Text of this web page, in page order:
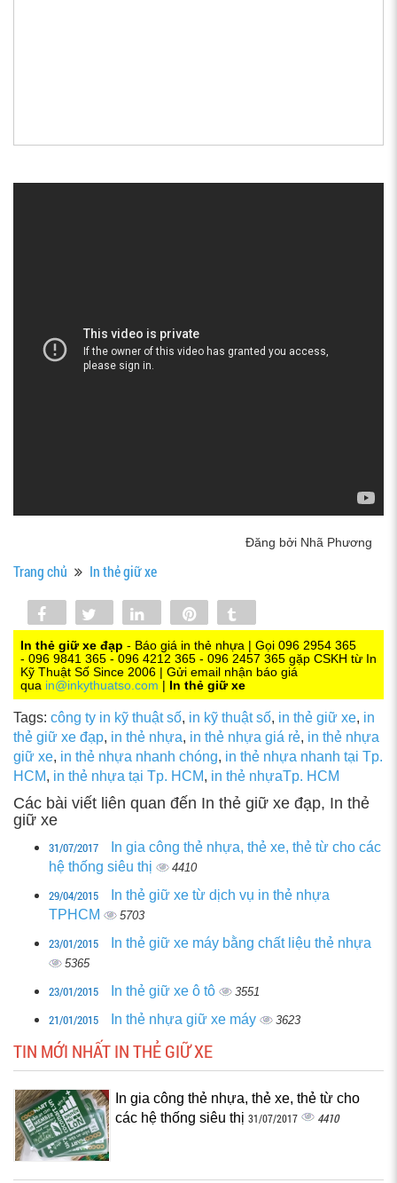
Đăng bởi Nhã Phương
Trang chủ In thẻ giữ xe
Share Tweet Share
0
In thẻ giữ xe đạp - Báo giá in thẻ nhựa | Gọi 096 2954 365
- 096 9841 365 - 096 4212 365 - 096 2457 365 gặp CSKH từ In
Kỹ Thuật Số Since 2006 | Gửi email nhận báo giá
qua in@inkythuatso.com | In thẻ giữ xe
Tags: công ty in kỹ thuật số, in kỹ thuật số, in thẻ giữ xe, in
thẻ giữ xe đạp, in thẻ nhựa, in thẻ nhựa giá rẻ, in thẻ nhựa
giữ xe, in thẻ nhựa nhanh chóng, in thẻ nhựa nhanh tại Tp.
HCM, in thẻ nhựa tại Tp. HCM, in thẻ nhựaTp. HCM
Các bài viết liên quan đến In thẻ giữ xe đạp, In thẻ
giữ xe
31/07/2017
In gia công thẻ nhựa, thẻ xe, thẻ từ cho các
hệ thống siêu thị
4410
29/04/2015
In thẻ giữ xe từ dịch vụ in thẻ nhựa
TPHCM
5703
23/01/2015 In thẻ giữ xe máy bằng chất liệu thẻ nhựa
5365
23/01/2015 In thẻ giữ xe ô tô 3551
21/01/2015 In thẻ nhựa giữ xe máy 3623
TIN MỚI NHẤT IN THẺ GIỮ XE
In gia công thẻ nhựa, thẻ xe, thẻ từ cho
các hệ thống siêu thị 31/07/2017 4410